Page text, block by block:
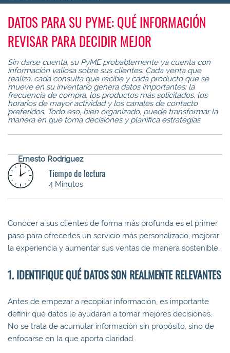
DATOS PARA SU PYME: QUÉ INFORMACIÓN
REVISAR PARA DECIDIR MEJOR
Sin darse cuenta, su PyME probablemente ya cuenta con
información valiosa sobre sus clientes. Cada venta que
realiza, cada consulta que recibe y cada producto que se
mueve en su inventario genera datos importantes: la
frecuencia de compra, los productos más solicitados, los
horarios de mayor actividad y los canales de contacto
preferidos. Todo eso, bien organizado, puede transformar la
manera en que toma decisiones y planifica estrategias.
Ernesto Rodriguez
Tiempo de lectura
4 Minutos
Conocer a sus clientes de forma más profunda es el primer
paso para ofrecerles un servicio más personalizado, mejorar
la experiencia y aumentar sus ventas de manera sostenible.
1. IDENTIFIQUE QUÉ DATOS SON REALMENTE RELEVANTES
Antes de empezar a recopilar información, es importante
definir qué datos le ayudarán a tomar mejores decisiones.
No se trata de acumular información sin propósito, sino de
enfocarse en la que aporta claridad.